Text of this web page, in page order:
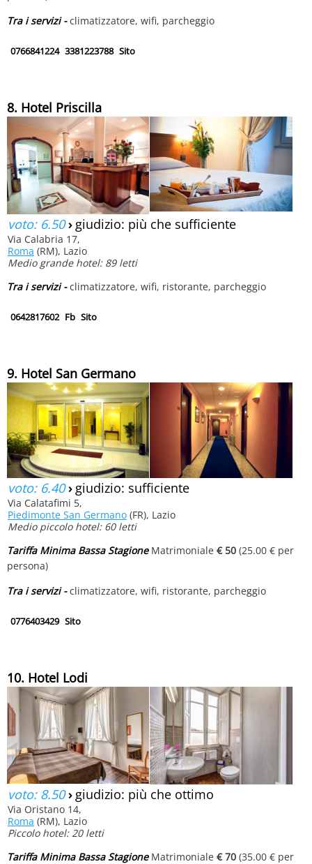
Tra i servizi -climatizzatore, wifi, parcheggio
0766841224 3381223788 Sito
8. Hotel Priscilla
voto: 6.50› giudizio: più che sufficiente
Via Calabria 17,
Roma (RM), Lazio
Medio grande hotel: 89 letti
Tra i servizi -climatizzatore, wifi, ristorante, parcheggio
0642817602 Fb Sito
9. Hotel San Germano
voto: 6.40› giudizio: sufficiente
Via Calatafimi 5,
Piedimonte San Germano (FR), Lazio
Medio piccolo hotel: 60 letti
Tariffa Minima Bassa StagioneMatrimoniale € 50 (25.00 € per
persona)
Tra i servizi -climatizzatore, wifi, ristorante, parcheggio
0776403429 Sito
10. Hotel Lodi
voto: 8.50› giudizio: più che ottimo
Via Oristano 14,
Roma (RM), Lazio
Piccolo hotel: 20 letti
Tariffa Minima Bassa StagioneMatrimoniale € 70 (35.00 € per